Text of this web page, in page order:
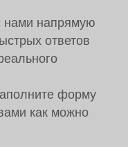
напрямую
ответов
форму
как можно